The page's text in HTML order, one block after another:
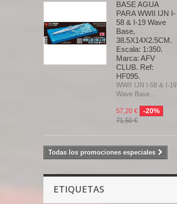
BASE AGUA
PARA WWII IJN I-
58 & I-19 Wave
Base,
38.5X14X2.5CM.
Escala: 1:350.
Marca: AFV
CLUB. Ref:
HF095.
WWII IJN I-58 & I-19
Wave Base...
57,20 € -20%
71,50 €
Todas los promociones especiales
ETIQUETAS